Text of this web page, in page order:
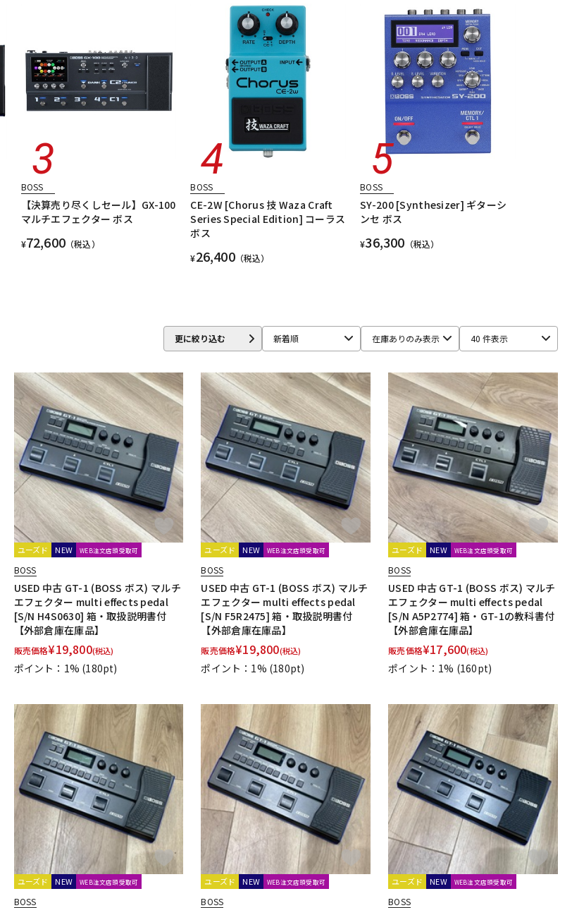
BOSS
【決算売り尽くしセール】GX-100
マルチエフェクター ボス
¥72,600 （税込）
BOSS
CE-2W [Chorus 技 Waza Craft
Series Special Edition] コーラス
ボス
¥26,400（税込）
BOSS
SY-200 [Synthesizer] ギターシ
ンセ ボス
¥36,300 （税込）
更に絞り込む 新着順 在庫ありのみ表示 40 件表示
ユーズド NEW WEB注文店頭受取可
BOSS
USED 中古 GT-1 (BOSS ボス) マルチ
エフェクター multi effects pedal
[S/N H4S0630] 箱・取扱説明書付
【外部倉庫在庫品】
販売価格¥19,800(税込)
ポイント：1% (180pt)
ユーズド NEW WEB注文店頭受取可
BOSS
USED 中古 GT-1 (BOSS ボス) マルチ
エフェクター multi effects pedal
[S/N F5R2475] 箱・取扱説明書付
【外部倉庫在庫品】
販売価格¥19,800(税込)
ポイント：1% (180pt)
ユーズド NEW WEB注文店頭受取可
BOSS
USED 中古 GT-1 (BOSS ボス) マルチ
エフェクター multi effects pedal
[S/N A5P2774] 箱・GT-1の教科書付
【外部倉庫在庫品】
販売価格¥17,600(税込)
ポイント：1% (160pt)
ユーズド NEW WEB注文店頭受取可
BOSS
ユーズド NEW WEB注文店頭受取可
BOSS
ユーズド NEW WEB注文店頭受取可
BOSS